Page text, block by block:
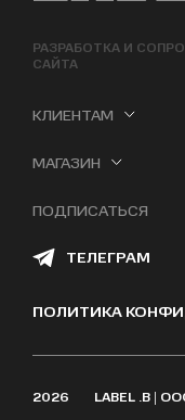
РАЗРАБОТКА И
САЙТА
КЛИЕНТАМ
МАГАЗИН
ПОДПИСАТЬСЯ
ТЕЛЕГРАМ
2026 LABEL .B |
ПОЛИТИКА